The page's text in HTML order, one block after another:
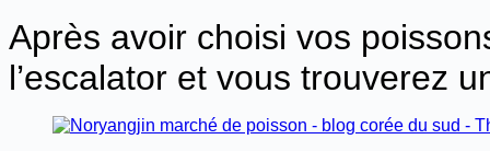
Après avoir choisi vos
l’escalator et vous trouverez